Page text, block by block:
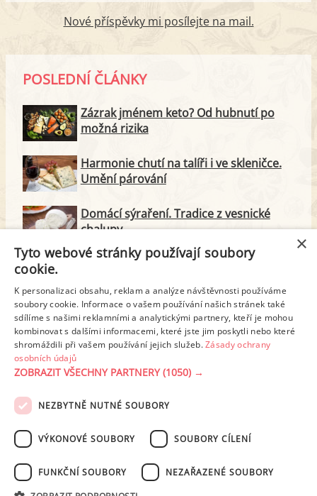
Nové příspěvky mi posílejte na mail.
POSLEDNÍ ČLÁNKY
Zázrak jménem keto? Od hubnutí po
možná rizika
Harmonie chutí na talíři i ve skleničce.
Umění párování
Domácí sýraření. Tradice z vesnické
chalupy
Majonéza jako královna teplé kuchyně
Proteinové svačinky za zlomek ceny.
Vyrobte si je doma
PODMÍNKY UŽITÍ ZÁSADY OCHRANY OSOBNÍCH ÚDAJŮ
NASTAVENÍ COOKIES
×
Tyto webové stránky používají soubory
cookie.
K personalizaci obsahu, reklam a analýze návštěvnosti používáme
soubory cookie. Informace o vašem používání našich stránek také
sdílíme s našimi reklamními a analytickými partnery, kteří je mohou
kombinovat s dalšími informacemi, které jste jim poskytli nebo které
shromáždili při vašem používání jejich služeb.Zásady ochrany
osobních údajů
ZOBRAZIT VŠECHNY PARTNERY(1050) →
NEZBYTNĚ NUTNÉ SOUBORY
VÝKONOVÉ SOUBORY SOUBORY CÍLENÍ
FUNKČNÍ SOUBORY NEZAŘAZENÉ SOUBORY